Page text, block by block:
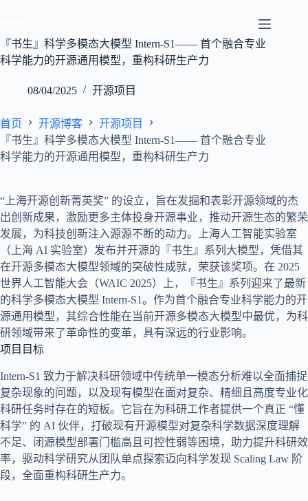
内
容
『书生』科学多模态大模型 Intern-S1—— 首个融合专业
科学能力的开源通用模型，重构科研生产力
08/04/2025 开源项目
首页 开源博客
开源项目
『书生』科学多模态大模型 Intern-S1—— 首个融合专业
科学能力的开源通用模型，重构科研生产力
“上海开源创新菁英奖” 的设立，旨在发掘和表彰开源领域的杰
出创新成果，激励更多主体投身开源事业，推动开源生态的繁荣
发展，为科技创新注入源源不断的动力。上海人工智能实验室
（上海 AI 实验室）发布并开源的『书生』系列大模型，凭借其
在开源多模态大模型领域的突破性成就，荣获该奖项。在 2025
世界人工智能大会（WAIC 2025）上，『书生』系列迎来了最新
的科学多模态大模型 Intern-S1。作为首个融合专业科学能力的开
源通用模型，其综合性能在当前开源多模态大模型中最优，为科
研领域带来了革命性的变革，具有深远的行业影响。
项目目标
Intern-S1 致力于解决科研领域中传统单一模态分析难以全面捕捉
复杂现象的问题，以及现有模型在面对复杂、精细且高度专业化
科研任务时存在的短板。它旨在为科研工作者提供一个真正 “懂
科学” 的 AI 伙伴，打破现有开源模型对复杂科学数据深度理解
不足、闭源模型部署门槛高且可控性弱等困境，助力提升科研效
率，驱动科学研究从团队单点探索迈向科学发现 Scaling Law 阶
段，全面重构科研生产力。